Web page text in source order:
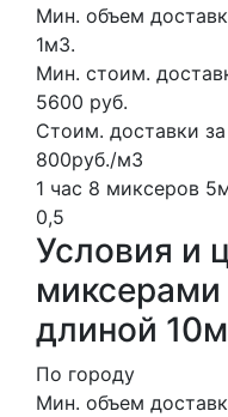
Мин. объем
1м3.
Мин. стоим.
5600 руб.
Стоим. доставки
800руб./м3
1 час 8 миксеров
0,5
Условия и
миксерами
длиной
По городу
Мин. объем